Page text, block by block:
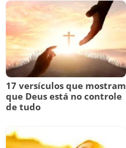
17 versículos que mostram
que Deus está no controle
de tudo